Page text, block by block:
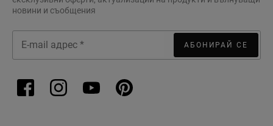
новини и съобщения
АБОНИРАЙ СЕ